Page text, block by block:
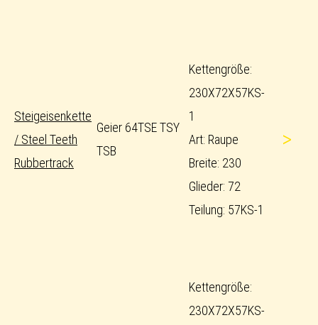
Steigeisenkette
/ Steel Teeth
Rubbertrack
Geier 64TSE TSY
TSB
Kettengröße:
230X72X57KS-
1
Art: Raupe
Breite: 230
Glieder: 72
Teilung: 57KS-1
>
Kettengröße:
230X72X57KS-